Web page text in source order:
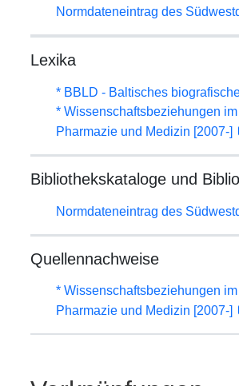
Normdateneintrag des
Lexika
* BBLD - Baltisches
* Wissenschaftsbeziehungen
Pharmazie und Medizin [2007-]
Bibliothekskataloge und
Normdateneintrag des
Quellennachweise
* Wissenschaftsbeziehungen
Pharmazie und Medizin [2007-]